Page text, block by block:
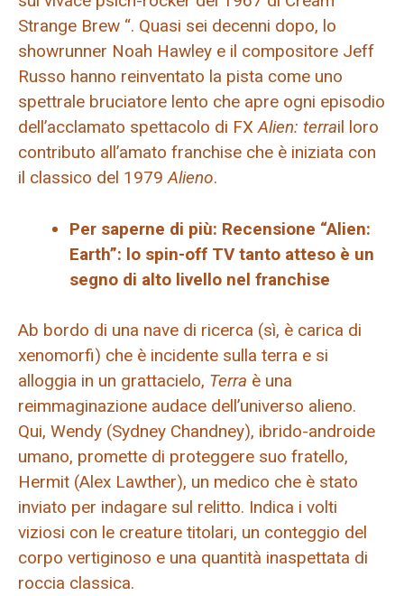
Strange Brew “. Quasi sei decenni dopo, lo
showrunner Noah Hawley e il compositore Jeff
Russo hanno reinventato la pista come uno
spettrale bruciatore lento che apre ogni episodio
dell’acclamato spettacolo di FXAlien: terrail loro
contributo all’amato franchise che è iniziata con
il classico del 1979Alieno.
Per saperne di più: Recensione “Alien:
Earth”: lo spin-off TV tanto atteso è un
segno di alto livello nel franchise
Ab bordo di una nave di ricerca (sì, è carica di
xenomorfi) che è incidente sulla terra e si
alloggia in un grattacielo, Terra è una
reimmaginazione audace dell’universo alieno.
Qui, Wendy (Sydney Chandney), ibrido-androide
umano, promette di proteggere suo fratello,
Hermit (Alex Lawther), un medico che è stato
inviato per indagare sul relitto. Indica i volti
viziosi con le creature titolari, un conteggio del
corpo vertiginoso e una quantità inaspettata di
roccia classica.